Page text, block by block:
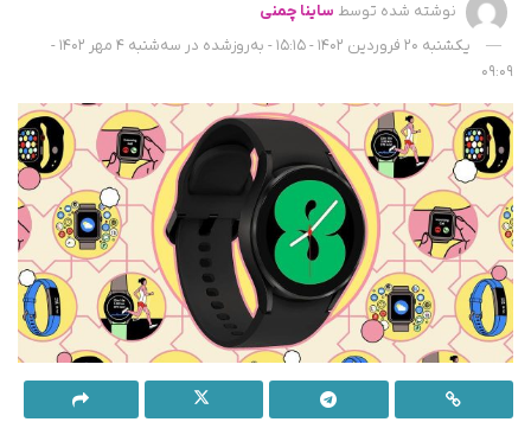
نوشته شده توسطساینا چمنی
یکشنبه 20 فروردین 1402 - 15:15 - به‌روزشده در سه‌شنبه 4 مهر 1402 -
09:09